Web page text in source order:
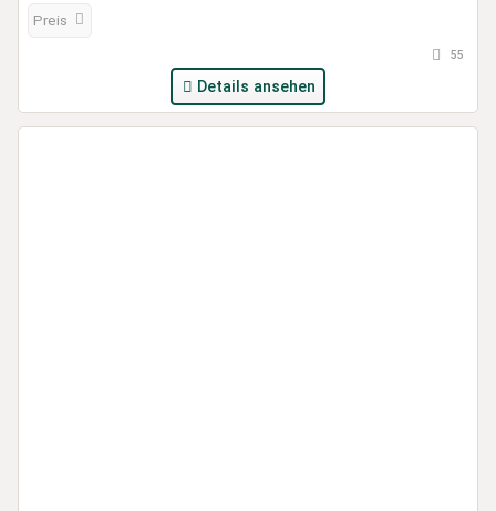
Preis
55
Details ansehen